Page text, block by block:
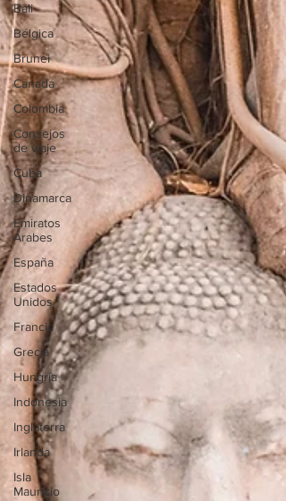
Bali
Bélgica
Brunei
Canadá
Colombia
Consejos
de viaje
Cuba
Dinamarca
Emiratos
Árabes
España
Estados
Unidos
Francia
Grecia
Hungría
Indonesia
Inglaterra
Irlanda
Isla
Mauricio